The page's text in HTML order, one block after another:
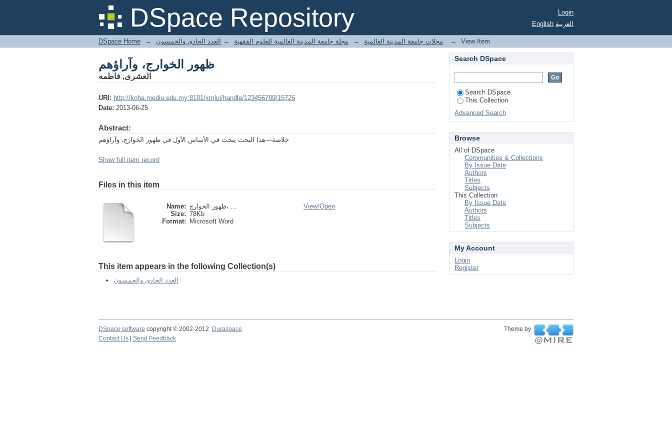
DSpace Repository
ظهور الخوارج، وآراؤهم
Login
English العربية
DSpace Home → مجلات جامعة المدينة العالمية → مجلة جامعة المدينة العالمية للعلوم الفقهية → العدد الحادى والخمسون → View Item
ظهور الخوارج، وآراؤهم
العشرى, فاطمه
URI: http://koha.mediu.edu.my:8181/xmlui/handle/123456789/15726
Date: 2013-06-25
Abstract:
خلاصة—هذا البحث يبحث في الأساس الأول في ظهور الخوارج، وآراؤهم
Show full item record
Files in this item
Name:
ظهور الخوارج، ...
Size: 78Kb
Format:
Microsoft Word
View/Open
This item appears in the following Collection(s)
العدد الحادى والخمسون
Search DSpace
Search DSpace
This Collection
Advanced Search
Browse
All of DSpace
Communities & Collections
By Issue Date
Authors
Titles
Subjects
This Collection
By Issue Date
Authors
Titles
Subjects
My Account
Login
Register
DSpace software copyright © 2002-2012 Duraspace
Theme by
Contact Us
Send Feedback